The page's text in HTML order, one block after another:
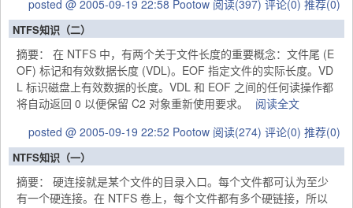
posted @ 2005-09-19 22:58 Pootow 阅读(397) 评论(0) 推荐(0)
NTFS知识（二）
摘要： 在 NTFS 中，有两个关于文件长度的重要概念：文件尾 (E
OF) 标记和有效数据长度 (VDL)。EOF 指定文件的实际长度。VD
L 标识磁盘上有效数据的长度。VDL 和 EOF 之间的任何读操作都
将自动返回 0 以便保留 C2 对象重新使用要求。
阅读全文
posted @ 2005-09-19 22:52 Pootow 阅读(274) 评论(0) 推荐(0)
NTFS知识（一）
摘要： 硬连接就是某个文件的目录入口。每个文件都可认为至少
有一个硬连接。在 NTFS 卷上，每个文件都有多个硬链接，所以